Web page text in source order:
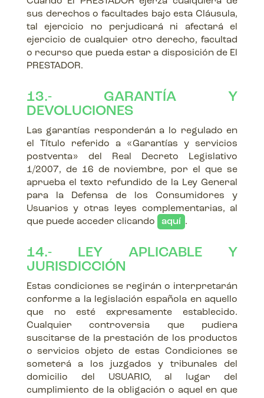
sus derechos o facultades bajo esta Cláusula,
tal ejercicio no perjudicará ni afectará el
ejercicio de cualquier otro derecho, facultad
o recurso que pueda estar a disposición de El
PRESTADOR.
13.- GARANTÍA Y
DEVOLUCIONES
Las garantías responderán a lo regulado en
el Título referido a «Garantías y servicios
postventa» del Real Decreto Legislativo
1/2007, de 16 de noviembre, por el que se
aprueba el texto refundido de la Ley General
para la Defensa de los Consumidores y
Usuarios y otras leyes complementarias, al
que puede acceder clicando
aquí .
14.- LEY APLICABLE Y
JURISDICCIÓN
Estas condiciones se regirán o interpretarán
conforme a la legislación española en aquello
que no esté expresamente establecido.
Cualquier controversia que pudiera
suscitarse de la prestación de los productos
o servicios objeto de estas Condiciones se
someterá a los juzgados y tribunales del
domicilio del USUARIO, al lugar del
cumplimiento de la obligación o aquel en que